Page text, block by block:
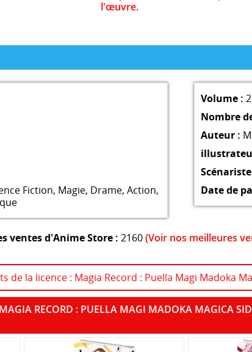
l'œuvre.
Fiction, Magie, Drame, Action,
Volume : 2
Nombre
Auteur :
Date de
ventes d'Anime Store : 2160(Voir nos meilleures
de la licence : Magia Record : Puella Magi Madoka
RECORD : PUELLA MAGI MADOKA MAGICA